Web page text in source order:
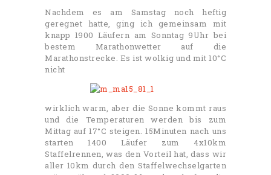
Nachdem es am Samstag noch heftig
geregnet hatte, ging ich gemeinsam mit
knapp 1900 Läufern am Sonntag 9Uhr bei
bestem Marathonwetter auf die
Marathonstrecke. Es ist wolkig und mit 10°C
nicht
wirklich warm, aber die Sonne kommt raus
und die Temperaturen werden bis zum
Mittag auf 17°C steigen. 15Minuten nach uns
starten 1400 Läufer zum 4x10km
Staffelrennen, was den Vorteil hat, dass wir
aller 10km durch den Staffelwechselgarten